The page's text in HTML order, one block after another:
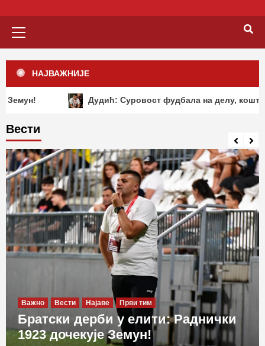
НАЈВАЖНИЈЕ
Дудић: Суровост фудбала на делу, коштале су нас
Вести
Важно Вести Најаве Први тим
Братски дерби у елити: Раднички
1923 дочекује Земун!